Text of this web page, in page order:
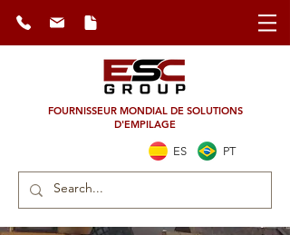
FOURNISSEUR MONDIAL DE SOLUTIONS
D'EMPILAGE
ES PT